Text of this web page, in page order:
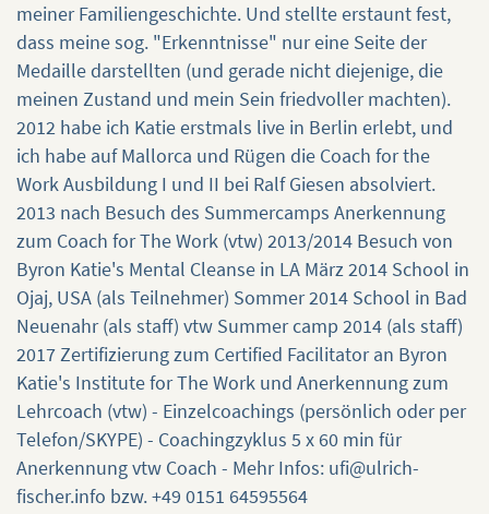
meiner Familiengeschichte. Und stellte erstaunt fest,
dass meine sog. "Erkenntnisse" nur eine Seite der
Medaille darstellten (und gerade nicht diejenige, die
meinen Zustand und mein Sein friedvoller machten).
2012 habe ich Katie erstmals live in Berlin erlebt, und
ich habe auf Mallorca und Rügen die Coach for the
Work Ausbildung I und II bei Ralf Giesen absolviert.
2013 nach Besuch des Summercamps Anerkennung
zum Coach for The Work (vtw) 2013/2014 Besuch von
Byron Katie's Mental Cleanse in LA März 2014 School in
Ojaj, USA (als Teilnehmer) Sommer 2014 School in Bad
Neuenahr (als staff) vtw Summer camp 2014 (als staff)
2017 Zertifizierung zum Certified Facilitator an Byron
Katie's Institute for The Work und Anerkennung zum
Lehrcoach (vtw) - Einzelcoachings (persönlich oder per
Telefon/SKYPE) - Coachingzyklus 5 x 60 min für
Anerkennung vtw Coach - Mehr Infos: ufi@ulrich-
fischer.info bzw. +49 0151 64595564